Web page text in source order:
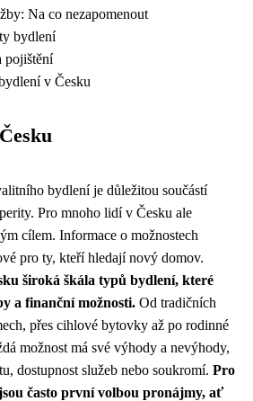
Na co nezapomenout
bydlení
pojištění
v Česku
bydlení je důležitou součástí
Pro mnoho lidí v Česku ale
cílem. Informace o možnostech
pro ty, kteří hledají nový domov.
široká škála typů bydlení, které
a finanční možnosti. Od tradičních
přes cihlové bytovky až po rodinné
možnost má své výhody a nevýhody,
dostupnost služeb nebo soukromí. Pro
často první volbou pronájmy, ať